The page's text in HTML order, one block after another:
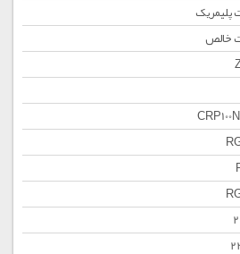
پلیمریک
خالص